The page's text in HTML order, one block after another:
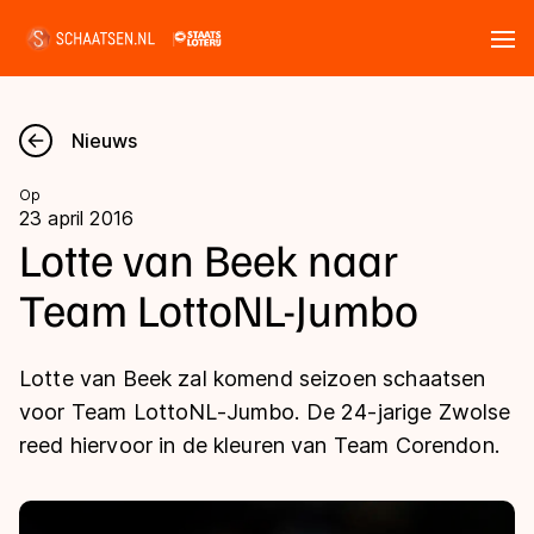
Nieuws
Kalender
Disciplines
Langebaan
Shorttrack
Uitslagen
Langebaan
Tijden & historie
Ranglijsten Langebaan
Nieuws
Op
23 april 2016
Lotte van Beek naar
Team LottoNL-Jumbo
Lotte van Beek zal komend seizoen schaatsen
voor Team LottoNL-Jumbo. De 24-jarige Zwolse
reed hiervoor in de kleuren van Team Corendon.